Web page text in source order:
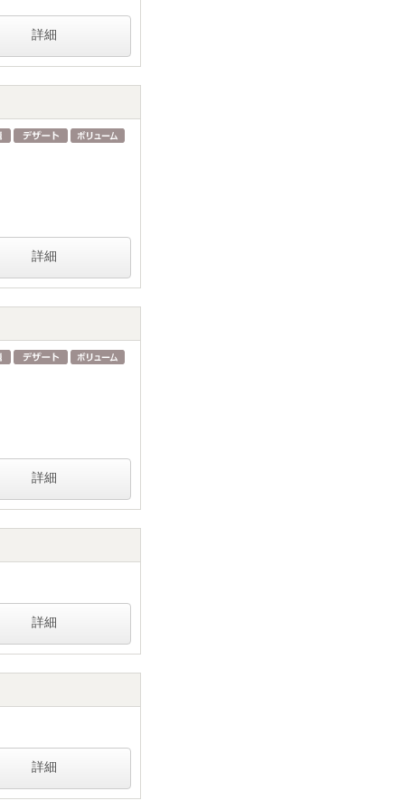
詳細
詳細
詳細
詳細
詳細